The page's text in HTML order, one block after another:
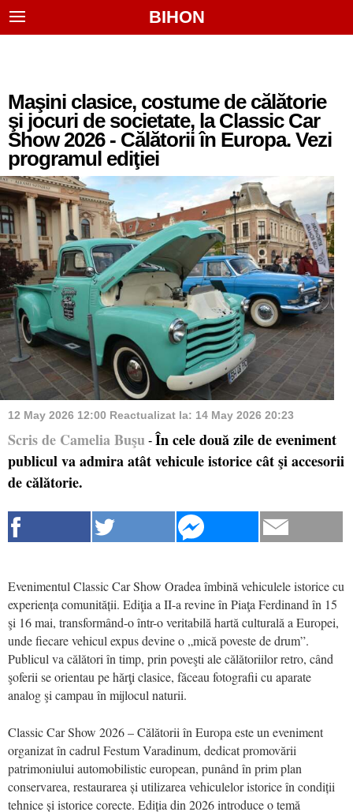
BIHON
Maşini clasice, costume de călătorie
şi jocuri de societate, la Classic Car
Show 2026 - Călătorii în Europa. Vezi
programul ediţiei
12 May 2026 12:00 Reactualizat la: 14 May 2026 20:23
Scris de Camelia Buşu - În cele două zile de eveniment
publicul va admira atât vehicule istorice cât şi accesorii
de călătorie.
Evenimentul Classic Car Show Oradea îmbină vehiculele istorice cu
experiența comunității. Ediţia a II-a revine în Piaţa Ferdinand în 15
şi 16 mai, transformând-o într-o veritabilă hartă culturală a Europei,
unde fiecare vehicul expus devine o „mică poveste de drum”.
Publicul va călători în timp, prin poveşti ale călătoriilor retro, când
şoferii se orientau pe hărţi clasice, făceau fotografii cu aparate
analog şi campau în mijlocul naturii.
Classic Car Show 2026 – Călătorii în Europa este un eveniment
organizat în cadrul Festum Varadinum, dedicat promovării
patrimoniului automobilistic european, punând în prim plan
conservarea, restaurarea și utilizarea vehiculelor istorice în condiții
tehnice și istorice corecte. Ediția din 2026 introduce o temă